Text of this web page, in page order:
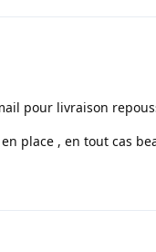
pour livraison
place , en tout cas